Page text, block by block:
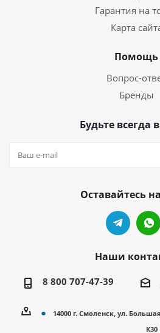
Гарантия на
Карта
Помощь
Вопрос-
Бренды
Будьте всегда
Оставайтесь
Наши
8 800 707-47-39
14000 г. Смоленск, ул.
К30